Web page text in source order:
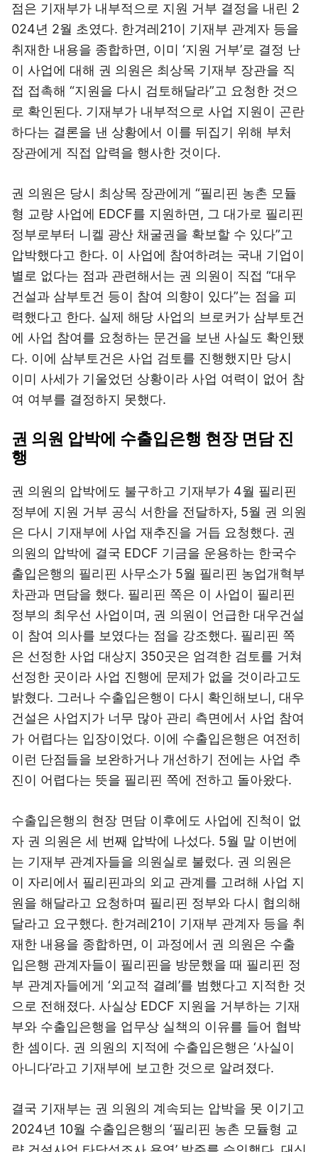
점은 기재부가 내부적으로 지원 거부 결정을 내린 2
024년 2월 초였다. 한겨레21이 기재부 관계자 등을
취재한 내용을 종합하면, 이미 ‘지원 거부’로 결정 난
이 사업에 대해 권 의원은 최상목 기재부 장관을 직
접 접촉해 “지원을 다시 검토해달라”고 요청한 것으
로 확인된다. 기재부가 내부적으로 사업 지원이 곤란
하다는 결론을 낸 상황에서 이를 뒤집기 위해 부처
장관에게 직접 압력을 행사한 것이다.
권 의원은 당시 최상목 장관에게 “필리핀 농촌 모듈
형 교량 사업에 EDCF를 지원하면, 그 대가로 필리핀
정부로부터 니켈 광산 채굴권을 확보할 수 있다”고
압박했다고 한다. 이 사업에 참여하려는 국내 기업이
별로 없다는 점과 관련해서는 권 의원이 직접 “대우
건설과 삼부토건 등이 참여 의향이 있다”는 점을 피
력했다고 한다. 실제 해당 사업의 브로커가 삼부토건
에 사업 참여를 요청하는 문건을 보낸 사실도 확인됐
다. 이에 삼부토건은 사업 검토를 진행했지만 당시
이미 사세가 기울었던 상황이라 사업 여력이 없어 참
여 여부를 결정하지 못했다.
권 의원 압박에 수출입은행 현장 면담 진
행
권 의원의 압박에도 불구하고 기재부가 4월 필리핀
정부에 지원 거부 공식 서한을 전달하자, 5월 권 의원
은 다시 기재부에 사업 재추진을 거듭 요청했다. 권
의원의 압박에 결국 EDCF 기금을 운용하는 한국수
출입은행의 필리핀 사무소가 5월 필리핀 농업개혁부
차관과 면담을 했다. 필리핀 쪽은 이 사업이 필리핀
정부의 최우선 사업이며, 권 의원이 언급한 대우건설
이 참여 의사를 보였다는 점을 강조했다. 필리핀 쪽
은 선정한 사업 대상지 350곳은 엄격한 검토를 거쳐
선정한 곳이라 사업 진행에 문제가 없을 것이라고도
밝혔다. 그러나 수출입은행이 다시 확인해보니, 대우
건설은 사업지가 너무 많아 관리 측면에서 사업 참여
가 어렵다는 입장이었다. 이에 수출입은행은 여전히
이런 단점들을 보완하거나 개선하기 전에는 사업 추
진이 어렵다는 뜻을 필리핀 쪽에 전하고 돌아왔다.
수출입은행의 현장 면담 이후에도 사업에 진척이 없
자 권 의원은 세 번째 압박에 나섰다. 5월 말 이번에
는 기재부 관계자들을 의원실로 불렀다. 권 의원은
이 자리에서 필리핀과의 외교 관계를 고려해 사업 지
원을 해달라고 요청하며 필리핀 정부와 다시 협의해
달라고 요구했다. 한겨레21이 기재부 관계자 등을 취
재한 내용을 종합하면, 이 과정에서 권 의원은 수출
입은행 관계자들이 필리핀을 방문했을 때 필리핀 정
부 관계자들에게 ‘외교적 결례’를 범했다고 지적한 것
으로 전해졌다. 사실상 EDCF 지원을 거부하는 기재
부와 수출입은행을 업무상 실책의 이유를 들어 협박
한 셈이다. 권 의원의 지적에 수출입은행은 ‘사실이
아니다’라고 기재부에 보고한 것으로 알려졌다.
결국 기재부는 권 의원의 계속되는 압박을 못 이기고
2024년 10월 수출입은행의 ‘필리핀 농촌 모듈형 교